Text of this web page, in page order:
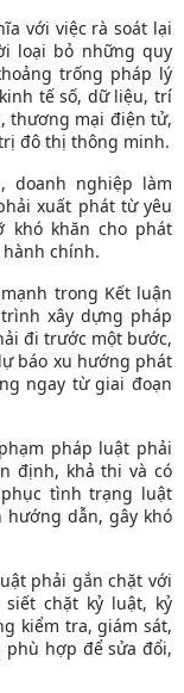
với việc rà soát lại
loại bỏ những quy
trống pháp lý
tế số, dữ liệu, trí
thương mại điện tử,
đô thị thông minh.
doanh nghiệp làm
xuất phát từ yêu
khó khăn cho phát
chính.
trong Kết luận
xây dựng pháp
đi trước một bước,
báo xu hướng phát
ngay từ giai đoạn
pháp luật phải
định, khả thi và có
tình trạng luật
hướng dẫn, gây khó
phải gắn chặt với
chặt kỷ luật, kỷ
kiểm tra, giám sát,
hợp để sửa đổi,